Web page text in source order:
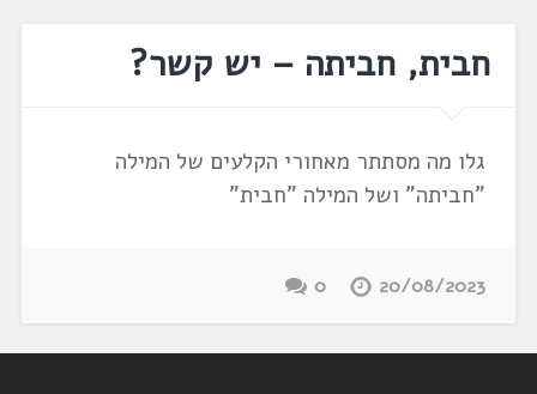
חבית, חביתה – יש קשר?
גלו מה מסתתר מאחורי הקלעים של המילה
"חביתה" ושל המילה "חבית"
20/08/2023
0